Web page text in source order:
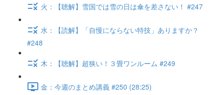
火：【聴解】雪国では雪の日は傘を差さない！ #247
水：【読解】「自慢にならない特技」ありますか？
#248
木：【聴解】超狭い！３畳ワンルーム #249
金：今週のまとめ講義 #250 (28:25)